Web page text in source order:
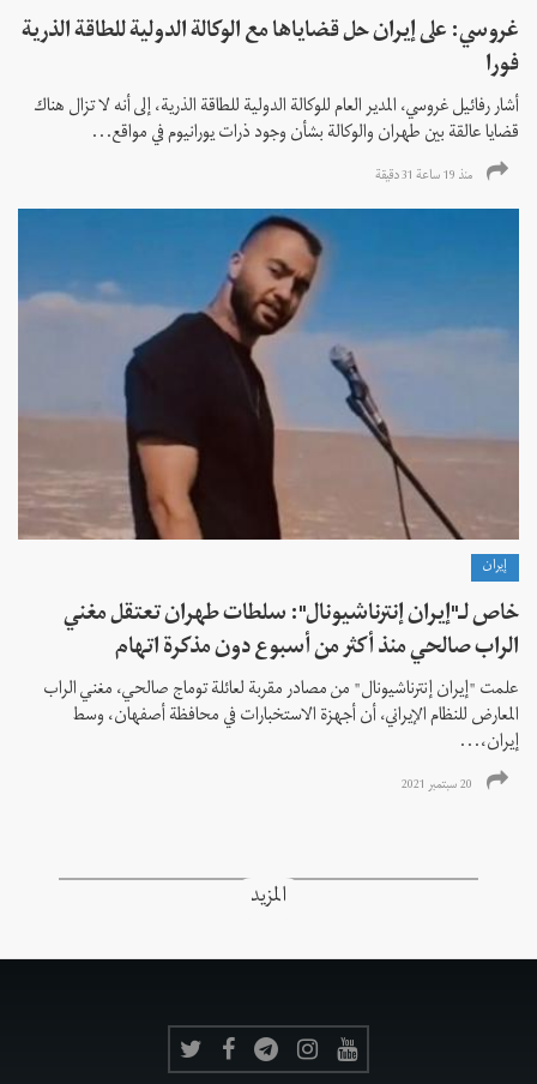
غروسي: على إيران حل قضاياها مع الوكالة الدولية للطاقة الذرية
فورا
أشار رفائيل غروسي، المدير العام للوكالة الدولية للطاقة الذرية، إلى أنه لا تزال هناك
قضايا عالقة بين طهران والوكالة بشأن وجود ذرات يورانيوم في مواقع...
منذ 19 ساعة 31 دقیقة
إيران
خاص لـ"إيران إنترناشيونال": سلطات طهران تعتقل مغني
الراب صالحي منذ أكثر من أسبوع دون مذكرة اتهام
علمت "إيران إنترناشيونال" من مصادر مقربة لعائلة توماج صالحي، مغني الراب
المعارض للنظام الإيراني، أن أجهزة الاستخبارات في محافظة أصفهان، وسط
إيران،...
20 سبتمبر 2021
المزيد